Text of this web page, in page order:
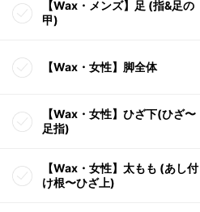
【Wax・メンズ】足 (指&足の
甲)
【Wax・女性】脚全体
【Wax・女性】ひざ下(ひざ〜
足指)
【Wax・女性】太もも (あし付
け根〜ひざ上)